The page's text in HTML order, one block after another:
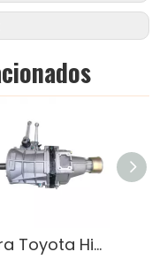
Para Toyota Hiace 3L Caja de cambios de transmisión OEM 33030-OW641